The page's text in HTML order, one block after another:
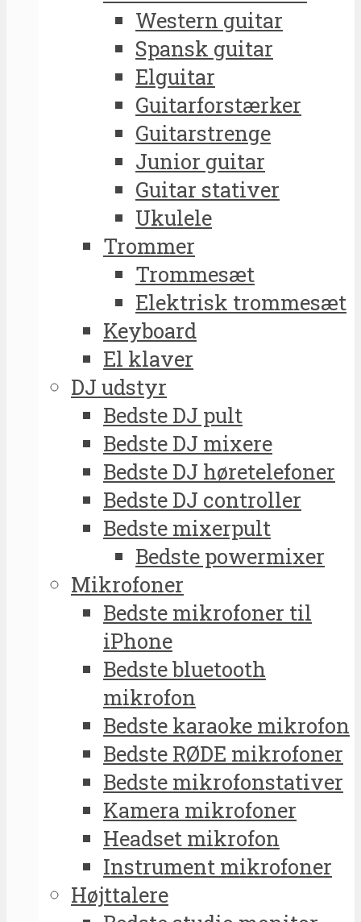
Western guitar
Spansk guitar
Elguitar
Guitarforstærker
Guitarstrenge
Junior guitar
Guitar stativer
Ukulele
Trommer
Trommesæt
Elektrisk trommesæt
Keyboard
El klaver
DJ udstyr
Bedste DJ pult
Bedste DJ mixere
Bedste DJ høretelefoner
Bedste DJ controller
Bedste mixerpult
Bedste powermixer
Mikrofoner
Bedste mikrofoner til
iPhone
Bedste bluetooth
mikrofon
Bedste karaoke mikrofon
Bedste RØDE mikrofoner
Bedste mikrofonstativer
Kamera mikrofoner
Headset mikrofon
Instrument mikrofoner
Højttalere